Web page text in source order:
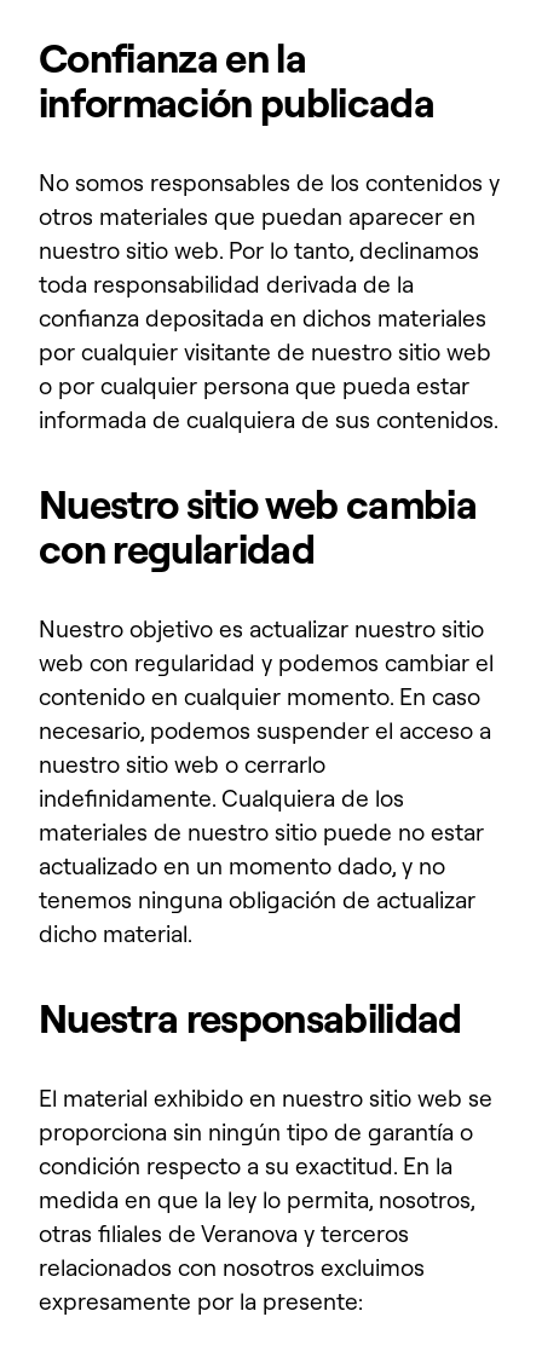
Confianza en la
información publicada
No somos responsables de los contenidos y
otros materiales que puedan aparecer en
nuestro sitio web. Por lo tanto, declinamos
toda responsabilidad derivada de la
confianza depositada en dichos materiales
por cualquier visitante de nuestro sitio web
o por cualquier persona que pueda estar
informada de cualquiera de sus contenidos.
Nuestro sitio web cambia
con regularidad
Nuestro objetivo es actualizar nuestro sitio
web con regularidad y podemos cambiar el
contenido en cualquier momento. En caso
necesario, podemos suspender el acceso a
nuestro sitio web o cerrarlo
indefinidamente. Cualquiera de los
materiales de nuestro sitio puede no estar
actualizado en un momento dado, y no
tenemos ninguna obligación de actualizar
dicho material.
Nuestra responsabilidad
El material exhibido en nuestro sitio web se
proporciona sin ningún tipo de garantía o
condición respecto a su exactitud. En la
medida en que la ley lo permita, nosotros,
otras filiales de Veranova y terceros
relacionados con nosotros excluimos
expresamente por la presente: